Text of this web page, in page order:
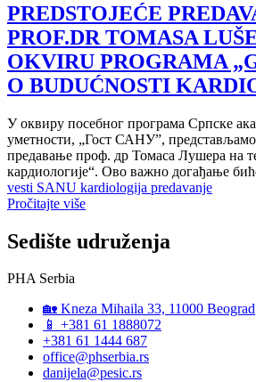
PREDSTOJEĆE
PROF.DR TOMASA
OKVIRU PROGRAMA
O BUDUĆNOSTI
У оквиру посебног програма Српске
уметности, „Гост САНУ”, представљамо
предавање проф. др Томаса Лушера на
кардиологије“. Ово важно догађање
vesti SANU kardiologija predavanje
Pročitajte više
Sedište udruženja
PHA Serbia
🏡 Kneza Mihaila 33, 11000 Beograd
📱 +381 61 1888072
+381 61 1444 687
office@phserbia.rs
danijela@pesic.rs